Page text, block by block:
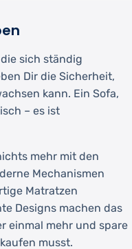
sich ständig
Dir die Sicherheit,
kann. Ein Sofa,
– es ist
mehr mit den
Mechanismen
Matratzen
Designs machen das
einmal mehr und spare
musst.